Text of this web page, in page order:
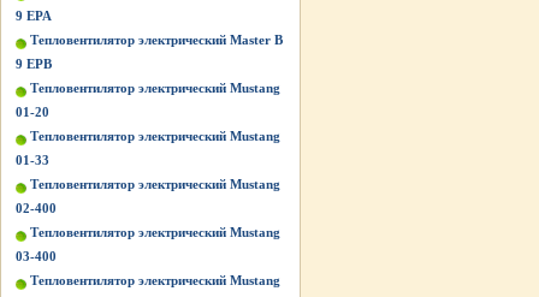
9 EPA
Тепловентилятор электрический Master B
9 EPB
Тепловентилятор электрический Mustang
01-20
Тепловентилятор электрический Mustang
01-33
Тепловентилятор электрический Mustang
02-400
Тепловентилятор электрический Mustang
03-400
Тепловентилятор электрический Mustang